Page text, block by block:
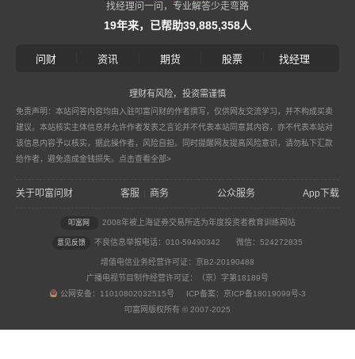
找经理问一问，专业解答少走弯路
19年来，已帮助39,885,358人
问财 资讯 期货 股票 找经理
理财有风险，投资需谨慎
免责声明：本站问答内容均由入驻叩富问财的作者撰写，仅供网友交流学习，并不构成买卖
建议。本站核实主体信息并允许作者发表之言论并不代表本站同意其内容，亦不代表本站对
该信息内容予以核实，据此操作者，风险自担。同时提醒网友提高风险意识，请勿私下汇款
给作者，避免造成金钱损失。 点击查看全部>
关于叩富问财 客服 商务 公众服务 App下载
叩富网 2008年被上海证券交易所选为年度投资者教育训练网站
意见反馈 不良信息举报电话：010-59490342 微信：524272835
增值电信业务经营许可证：京B2-20190488
广播电视节目制作经营许可证：（京）字第18189号
公网安备：11010802032515号 ICP备案：京ICP备18019099号-3
叩富网版权所有 © 2007-2025